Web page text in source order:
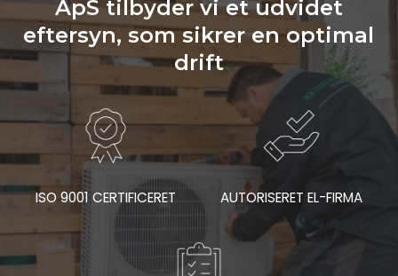
ApS tilbyder vi et udvidet
eftersyn, som sikrer en optimal
drift
ISO 9001 CERTIFICERET AUTORISERET EL-FIRMA